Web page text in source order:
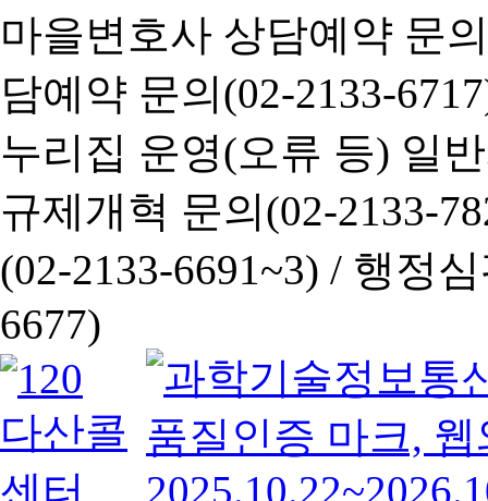
마을변호사 상담예약 문
담예약 문의(02-2133-
누리집 운영(오류 등) 일
규제개혁 문의(02-2133-
(02-2133-6691~3) / 행정심
6677)